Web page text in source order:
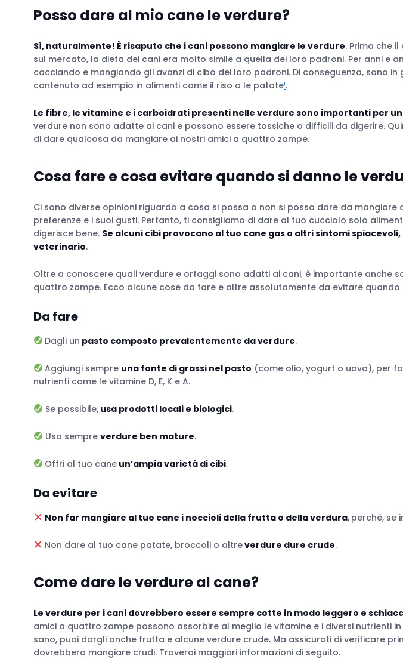
Posso dare al mio cane le verdure?
Sì, naturalmente! È risaputo che i cani possono mangiare le verdure. Prima che
sul mercato, la dieta dei cani era molto simile a quella dei loro padroni. Per anni e
cacciando e mangiando gli avanzi di cibo dei loro padroni. Di conseguenza, sono in
contenuto ad esempio in alimenti come il riso o le patate¹.
Le fibre, le vitamine e i carboidrati presenti nelle verdure sono importanti per
verdure non sono adatte ai cani e possono essere tossiche o difficili da digerire.
di dare qualcosa da mangiare ai nostri amici a quattro zampe.
Cosa fare e cosa evitare quando si danno le
Ci sono diverse opinioni riguardo a cosa si possa o non si possa dare da mangiare
preferenze e i suoi gusti. Pertanto, ti consigliamo di dare al tuo cucciolo solo
digerisce bene. Se alcuni cibi provocano al tuo cane gas o altri sintomi
veterinario.
Oltre a conoscere quali verdure e ortaggi sono adatti ai cani, è importante anche
quattro zampe. Ecco alcune cose da fare e altre assolutamente da evitare quando
Da fare
Dagli un pasto composto prevalentemente da verdure.
Aggiungi sempre una fonte di grassi nel pasto (come olio, yogurt o uova), per
nutrienti come le vitamine D, E, K e A.
Se possibile,usa prodotti locali e biologici.
Usa sempre verdure ben mature.
Offri al tuo caneun’ampia varietà di cibi.
Da evitare
Non far mangiare al tuo cane i noccioli della frutta o della verdura, perché, se
Non dare al tuo cane patate, broccoli o altreverdure dure crude.
Come dare le verdure al cane?
Le verdure per i cani dovrebbero essere sempre cotte in modo leggero e
amici a quattro zampe possono assorbire al meglio le vitamine e i diversi nutrienti
sano, puoi dargli anche frutta e alcune verdure crude. Ma assicurati di verificare
dovrebbero mangiare crudi. Troverai maggiori informazioni di seguito.